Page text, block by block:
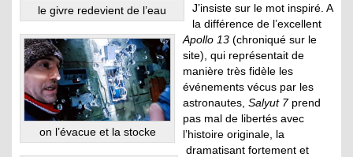
le givre redevient de l’eau
on l’évacue et la stocke
J’insiste sur le mot inspiré. A
la différence de l’excellent
Apollo 13 (chroniqué sur le
site), qui représentait de
manière très fidèle les
événements vécus par les
astronautes, Salyut 7prend
pas mal de libertés avec
l’histoire originale, la
dramatisant fortement et